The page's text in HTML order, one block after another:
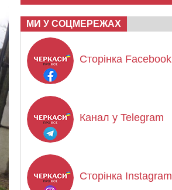
МИ У СОЦМЕРЕЖАХ
Сторінка Facebook
Канал у Telegram
Сторінка Instagram